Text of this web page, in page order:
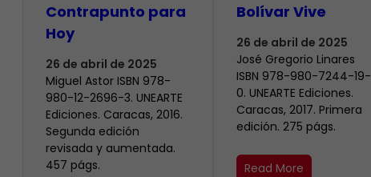
Contrapunto para
Hoy
26 de abril de 2025
Miguel Astor ISBN 978-
980-12-2696-3. UNEARTE
Ediciones. Caracas, 2016.
Segunda edición
revisada y aumentada.
457 págs.
Bolívar Vive
26 de abril de 2025
José Gregorio Linares
ISBN 978-980-7244-19-
0. UNEARTE Ediciones.
Caracas, 2017. Primera
edición. 275 págs.
Read More